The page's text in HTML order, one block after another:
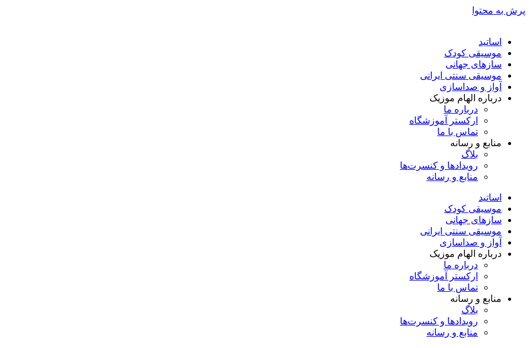
پرش به محتوا
اساتید
موسیقی کودک
سازهای جهانی
موسیقی سنتی ایرانی
آواز و صداسازی
درباره الهام موزیک
درباره ما
ارکستر آموزشگاه
تماس با ما
منابع و رسانه
بلاگ
رویدادها و کنسرت‌ها
منابع و رسانه
اساتید
موسیقی کودک
سازهای جهانی
موسیقی سنتی ایرانی
آواز و صداسازی
درباره الهام موزیک
درباره ما
ارکستر آموزشگاه
تماس با ما
منابع و رسانه
بلاگ
رویدادها و کنسرت‌ها
منابع و رسانه